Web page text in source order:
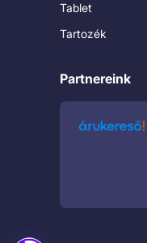
Tablet
Tartozék
Partnereink